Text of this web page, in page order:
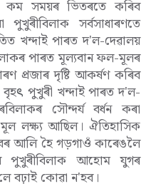
কম সময়ৰ ভিতৰতে কৰিব
পুখুৰীবিলাক সৰ্বসাধাৰণতে
খন্দাই পাৰত দ'ল-দেৱালয়
পাৰত মূল্যবান ফল-মূলৰ
প্ৰজাৰ দৃষ্টি আকৰ্ষণ কৰিব
বৃহৎ পুখুৰী খন্দাই পাৰত দ'ল-
সৌন্দৰ্য বৰ্ধন কৰা
লক্ষ্য আছিল। ঐতিহাসিক
আলি হৈ গড়গাওঁ কাৰেঙলৈ
আহোম যুগৰ
বঢ়াই কোৱা ন'হব।